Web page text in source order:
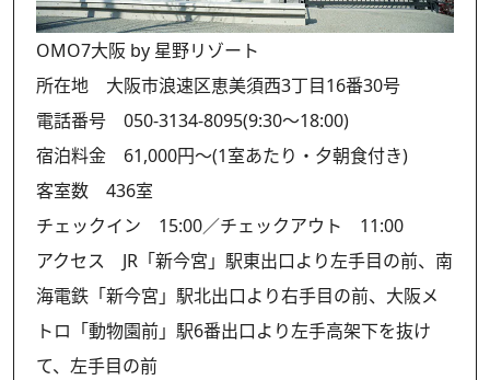
OMO7大阪 by 星野リゾート
所在地 大阪市浪速区恵美須西3丁目16番30号
電話番号 050-3134-8095(9:30〜18:00)
宿泊料金 61,000円～(1室あたり・夕朝食付き)
客室数 436室
チェックイン 15:00／チェックアウト 11:00
アクセス JR「新今宮」駅東出口より左手目の前、南
海電鉄「新今宮」駅北出口より右手目の前、大阪メ
トロ「動物園前」駅6番出口より左手高架下を抜け
て、左手目の前